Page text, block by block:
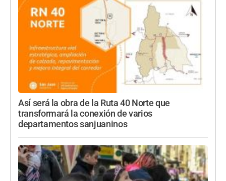
Así será la obra de la Ruta 40 Norte que
transformará la conexión de varios
departamentos sanjuaninos